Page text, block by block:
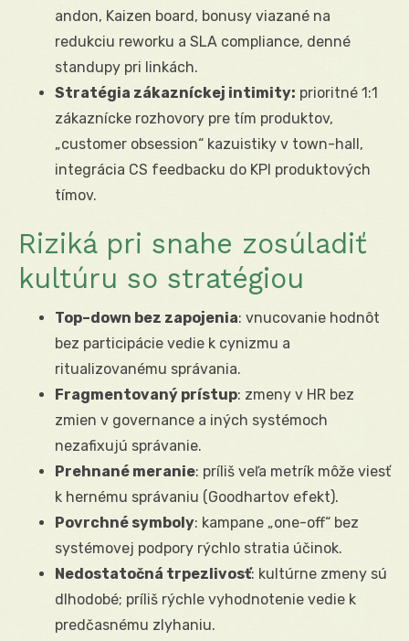
andon, Kaizen board, bonusy viazané na
redukciu reworku a SLA compliance, denné
standupy pri linkách.
Stratégia zákazníckej intimity: prioritné 1:1
zákaznícke rozhovory pre tím produktov,
„customer obsession“ kazuistiky v town-hall,
integrácia CS feedbacku do KPI produktových
tímov.
Riziká pri snahe zosúladiť
kultúru so stratégiou
Top–down bez zapojenia: vnucovanie hodnôt
bez participácie vedie k cynizmu a
ritualizovanému správania.
Fragmentovaný prístup: zmeny v HR bez
zmien v governance a iných systémoch
nezafixujú správanie.
Prehnané meranie: príliš veľa metrík môže viesť
k hernému správaniu (Goodhartov efekt).
Povrchné symboly: kampane „one-off“ bez
systémovej podpory rýchlo stratia účinok.
Nedostatočná trpezlivosť: kultúrne zmeny sú
dlhodobé; príliš rýchle vyhodnotenie vedie k
predčasnému zlyhaniu.